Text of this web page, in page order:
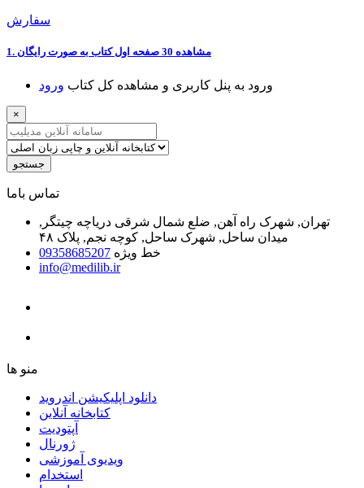
سفارش
1. ﻣﺸﺎﻫﺪﻩ 30 ﺻﻔﺤﻪ اﻭﻝ ﮐﺘﺎﺏ ﺑﻪ ﺻﻮﺭﺕ ﺭاﯾﮕﺎﻥ
ﻭﺭﻭﺩ ﺑﻪ ﭘﻨﻞ ﮐﺎﺭﺑﺮﯼ ﻭ ﻣﺸﺎﻫﺪﻩ ﮐﻞ ﮐﺘﺎﺏ ﻭﺭﻭﺩ
×
جستجو
ﺗﻤﺎﺱ ﺑﺎﻣﺎ
تهران, شهرک راه آهن, ضلع شمال شرقی دریاچه چیتگر,
میدان ساحل, شهرک ساحل, کوچه نجم, پلاک ۴۸
خط ویژه 09358685207
info@medilib.ir
ﻣﻨﻮ ﻫﺎ
دانلود اپلیکیشن اندروید
ﮐﺘﺎﺑﺨﺎﻧﻪ ﺁﻧﻼﯾﻦ
ﺁﭘﺘﻮﺩﯾﺖ
ﮊﻭﺭﻧﺎﻝ
ویدیوی آموزشی
استخدام